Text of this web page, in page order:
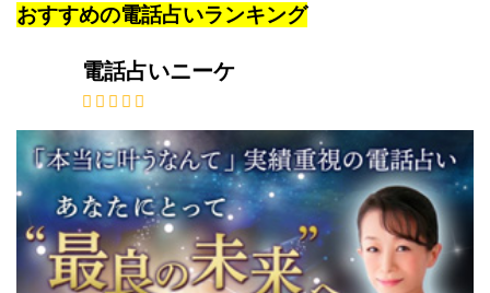
おすすめの電話占いランキング
電話占いニーケ